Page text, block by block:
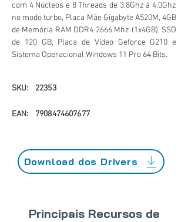
com 4 Núcleos e 8 Threads de 3.8Ghz à 4.0Ghz
no modo turbo, Placa Mãe Gigabyte A520M, 4GB
de Memória RAM DDR4 2666 Mhz (1x4GB), SSD
de 120 GB, Placa de Vídeo Geforce G210 e
Sistema Operacional Windows 11 Pro 64 Bits.
SKU: 22353
EAN: 7908474607677
Download dos Drivers
Principais Recursos de